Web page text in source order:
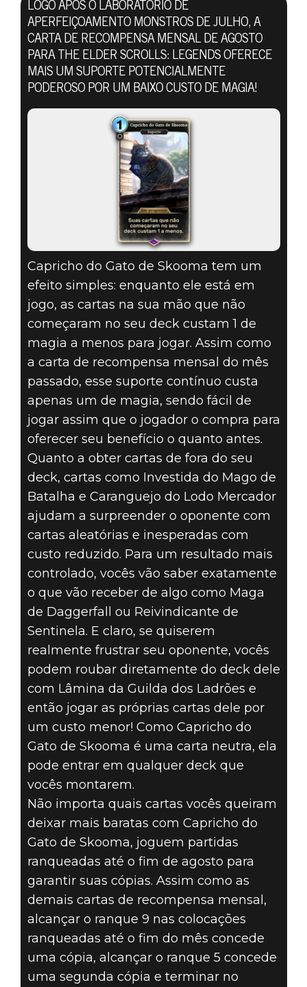
THE ELDER
SCROLLS:
LEGENDS –
CARTA DE
RECOMPENSA
MENSAL DE
AGOSTO DE
2020
LOGO APÓS O LABORATÓRIO DE
APERFEIÇOAMENTO MONSTROS DE JULHO, A
CARTA DE RECOMPENSA MENSAL DE AGOSTO
PARA THE ELDER SCROLLS: LEGENDS OFERECE
MAIS UM SUPORTE POTENCIALMENTE
PODEROSO POR UM BAIXO CUSTO DE MAGIA!
Capricho do Gato de Skooma tem um
efeito simples: enquanto ele está em
jogo, as cartas na sua mão que não
começaram no seu deck custam 1 de
magia a menos para jogar. Assim como
a carta de recompensa mensal do mês
passado, esse suporte contínuo custa
apenas um de magia, sendo fácil de
jogar assim que o jogador o compra para
oferecer seu benefício o quanto antes.
Quanto a obter cartas de fora do seu
deck, cartas como Investida do Mago de
Batalha e Caranguejo do Lodo Mercador
ajudam a surpreender o oponente com
cartas aleatórias e inesperadas com
custo reduzido. Para um resultado mais
controlado, vocês vão saber exatamente
o que vão receber de algo como Maga
de Daggerfall ou Reivindicante de
Sentinela. E claro, se quiserem
realmente frustrar seu oponente, vocês
podem roubar diretamente do deck dele
com Lâmina da Guilda dos Ladrões e
então jogar as próprias cartas dele por
um custo menor! Como Capricho do
Gato de Skooma é uma carta neutra, ela
pode entrar em qualquer deck que
vocês montarem.
Não importa quais cartas vocês queiram
deixar mais baratas com Capricho do
Gato de Skooma, joguem partidas
ranqueadas até o fim de agosto para
garantir suas cópias. Assim como as
demais cartas de recompensa mensal,
alcançar o ranque 9 nas colocações
ranqueadas até o fim do mês concede
uma cópia, alcançar o ranque 5 concede
uma segunda cópia e terminar no